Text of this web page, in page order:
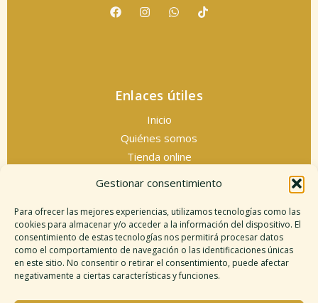
Gestionar consentimiento
Para ofrecer las mejores experiencias, utilizamos tecnologías como las
cookies para almacenar y/o acceder a la información del dispositivo. El
consentimiento de estas tecnologías nos permitirá procesar datos
como el comportamiento de navegación o las identificaciones únicas
en este sitio. No consentir o retirar el consentimiento, puede afectar
negativamente a ciertas características y funciones.
Enlaces útiles
Inicio
Quiénes somos
Tienda online
Información legal